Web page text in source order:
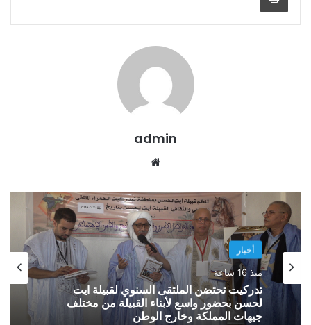
admin
أخبار
منذ 16 ساعة
تدركيت تحتضن الملتقى السنوي لقبيلة ايت
لحسن بحضور واسع لأبناء القبيلة من مختلف
جيهات المملكة وخارج الوطن